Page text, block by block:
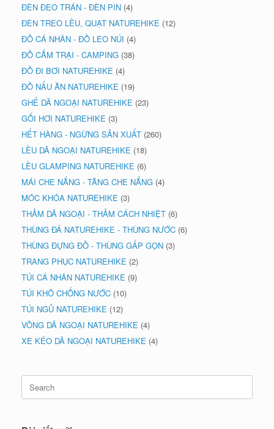
ĐÈN ĐEO TRÁN - ĐÈN PIN (4)
ĐÈN TREO LỀU, QUẠT NATUREHIKE (12)
ĐỒ CÁ NHÂN - ĐỒ LEO NÚI (4)
ĐỒ CẮM TRẠI - CAMPING (38)
ĐỒ ĐI BƠI NATUREHIKE (4)
ĐỒ NẤU ĂN NATUREHIKE (19)
GHẾ DÃ NGOẠI NATUREHIKE (23)
GỐI HƠI NATUREHIKE (3)
HẾT HÀNG - NGỪNG SẢN XUẤT (260)
LỀU DÃ NGOẠI NATUREHIKE (18)
LỀU GLAMPING NATUREHIKE (6)
MÁI CHE NẮNG - TĂNG CHE NẮNG (4)
MÓC KHÓA NATUREHIKE (3)
THẢM DÃ NGOẠI - THẢM CÁCH NHIỆT (6)
THÙNG ĐÁ NATUREHIKE - THÙNG NƯỚC (6)
THÙNG ĐỰNG ĐỒ - THÙNG GẤP GỌN (3)
TRANG PHỤC NATUREHIKE (2)
TÚI CÁ NHÂN NATUREHIKE (9)
TÚI KHÔ CHỐNG NƯỚC (10)
TÚI NGỦ NATUREHIKE (12)
VÕNG DÃ NGOẠI NATUREHIKE (4)
XE KÉO DÃ NGOẠI NATUREHIKE (4)
Search
for: